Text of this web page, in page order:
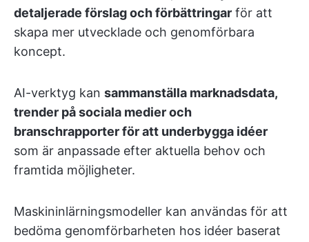
detaljerade förslag och förbättringar för att
skapa mer utvecklade och genomförbara
koncept.
AI-verktyg kan sammanställa marknadsdata,
trender på sociala medier och
branschrapporter för att underbygga idéer
som är anpassade efter aktuella behov och
framtida möjligheter.
Maskininlärningsmodeller kan användas för att
bedöma genomförbarheten hos idéer baserat